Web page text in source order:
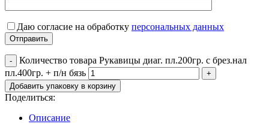
Даю согласие на обработку персональных данных
Количество товара Рукавицы диаг. пл.200гр. с брез.нал
пл.400гр. + п/н бязь
Добавить упаковку в корзину
Поделиться:
Описание